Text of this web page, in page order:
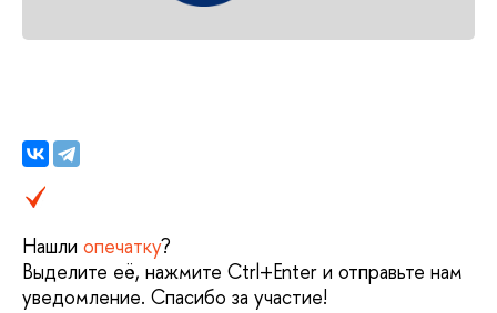
Нашли опечатку?
Выделите её, нажмите Ctrl+Enter и отправьте нам
уведомление. Спасибо за участие!